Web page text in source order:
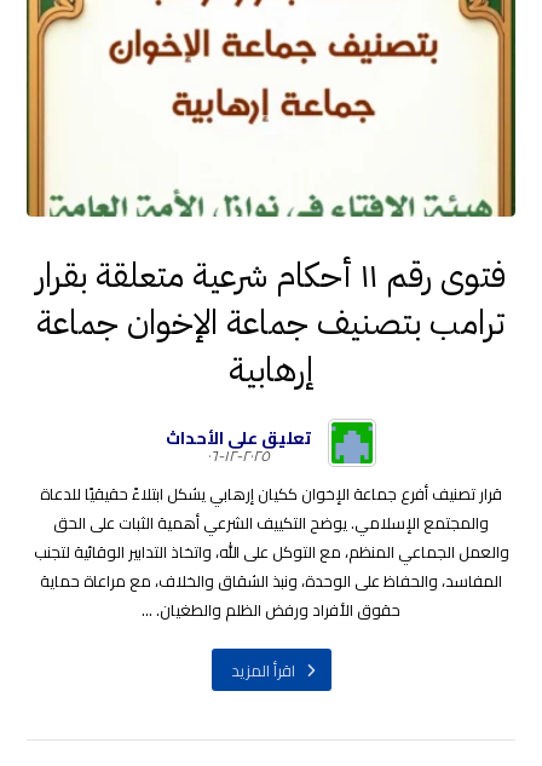
فتوى رقم ١١ أحكام شرعية متعلقة بقرار
ترامب بتصنيف جماعة الإخوان جماعة
إرهابية
تعليق على الأحداث
٢٠٢٥-١٢-٠٦
قرار تصنيف أفرع جماعة الإخوان ككيان إرهابي يشكل ابتلاءً حقيقيًا للدعاة
والمجتمع الإسلامي. يوضح التكييف الشرعي أهمية الثبات على الحق
والعمل الجماعي المنظم، مع التوكل على الله، واتخاذ التدابير الوقائية لتجنب
المفاسد، والحفاظ على الوحدة، ونبذ الشقاق والخلاف، مع مراعاة حماية
حقوق الأفراد ورفض الظلم والطغيان. ...
اقرأ المزيد